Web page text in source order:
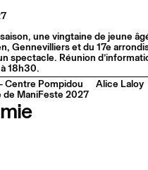
une vingtaine de jeune
Gennevilliers et du 17e
spectacle. Réunion
18h30.
Centre Pompidou
de ManiFeste 2027
Alice Laloy